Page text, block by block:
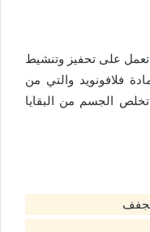
على تحفيز وتنشيط
فلافونويد والتي من
الجسم من البقايا